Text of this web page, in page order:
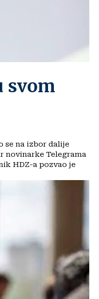
svom
se na izbor dalije
novinarke Telegrama
HDZ-a pozvao je